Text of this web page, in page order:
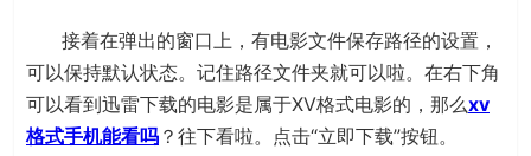
接着在弹出的窗口上，有电影文件保存路径的设置，
可以保持默认状态。记住路径文件夹就可以啦。在右下角
可以看到迅雷下载的电影是属于XV格式电影的，那么xv
格式手机能看吗 ？往下看啦。点击“立即下载”按钮。